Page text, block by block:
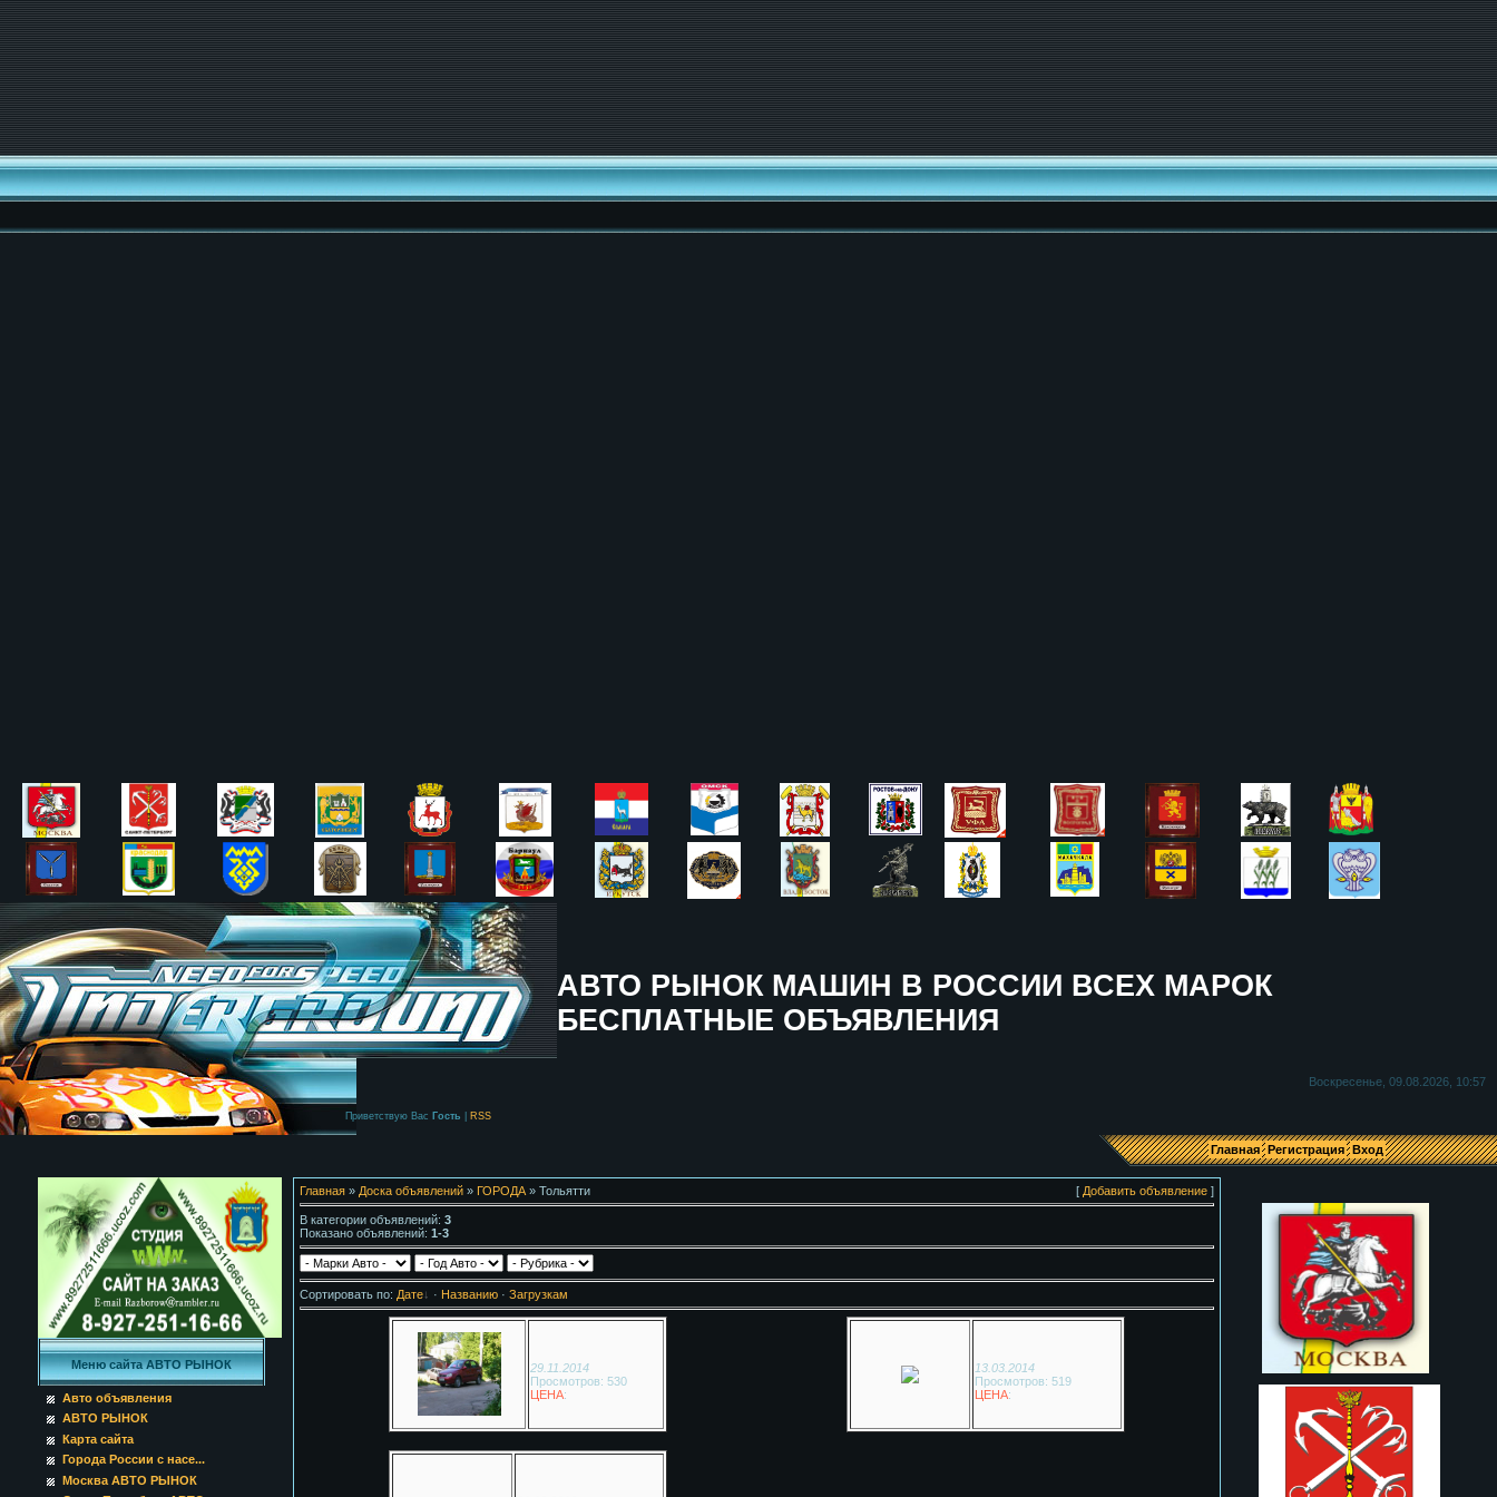
АВТО РЫНОК МАШИН В РОССИИ ВСЕХ МАРОК
БЕСПЛАТНЫЕ ОБЪЯВЛЕНИЯ
Воскресенье, 09.08.2026, 10:57
Приветствую Вас Гость RSS
Главная Регистрация Вход
Меню сайта АВТО РЫНОК
Авто объявления
АВТО РЫНОК
Карта сайта
Города России с насе...
Москва АВТО РЫНОК
Главная » Доска объявлений » ГОРОДА » Тольятти [ Добавить объявление ]
В категории объявлений: 3
Показано объявлений: 1-3
Сортировать по: Дате · Названию · Загрузкам
29.11.2014
Просмотров: 530
ЦЕНА:
13.03.2014
Просмотров: 519
ЦЕНА: